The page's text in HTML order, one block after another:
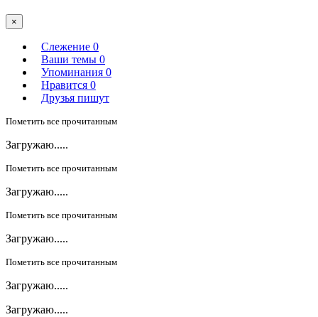
×
Слежение 0
Ваши темы 0
Упоминания 0
Нравится 0
Друзья пишут
Пометить все прочитанным
Загружаю.....
Пометить все прочитанным
Загружаю.....
Пометить все прочитанным
Загружаю.....
Пометить все прочитанным
Загружаю.....
Загружаю.....